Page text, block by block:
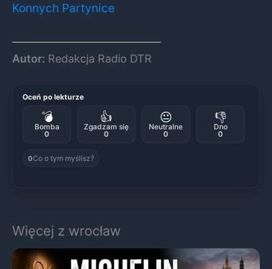
Konnych Partynice
Autor: Redakcja Radio DTR
Oceń po lekturze
💣
Bomba
0
👍
Zgadzam się
0
😐
Neutralne
0
👎
Dno
0
0Co o tym myślisz?
Więcej z wrocław